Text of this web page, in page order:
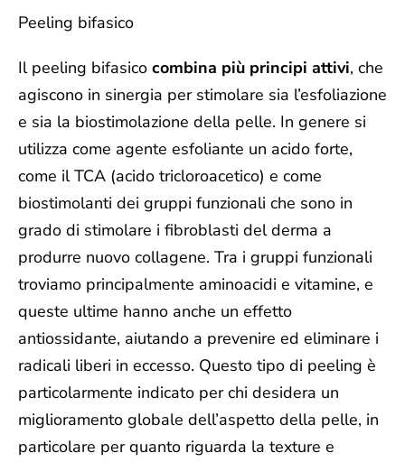
Peeling bifasico
Il peeling bifasico combina più principi attivi, che
agiscono in sinergia per stimolare sia l’esfoliazione
e sia la biostimolazione della pelle. In genere si
utilizza come agente esfoliante un acido forte,
come il TCA (acido tricloroacetico) e come
biostimolanti dei gruppi funzionali che sono in
grado di stimolare i fibroblasti del derma a
produrre nuovo collagene. Tra i gruppi funzionali
troviamo principalmente aminoacidi e vitamine, e
queste ultime hanno anche un effetto
antiossidante, aiutando a prevenire ed eliminare i
radicali liberi in eccesso. Questo tipo di peeling è
particolarmente indicato per chi desidera un
miglioramento globale dell’aspetto della pelle, in
particolare per quanto riguarda la texture e